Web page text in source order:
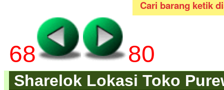
68 80
Sharelok Lokasi Toko